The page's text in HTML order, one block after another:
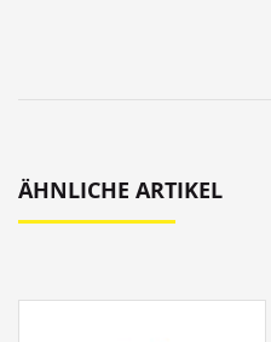
ÄHNLICHE ARTIKEL